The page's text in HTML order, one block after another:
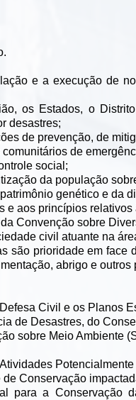
e a execução de
os Estados, o
desastres;
de prevenção, de
comunitários de
social;
da população
genético e da
e aos princípios
Convenção sobre
civil atuante na
são prioridade em face
abrigo e
Civil e os Planos
de Desastres, do
sobre Meio Ambiente
Conservação
para a Conservação